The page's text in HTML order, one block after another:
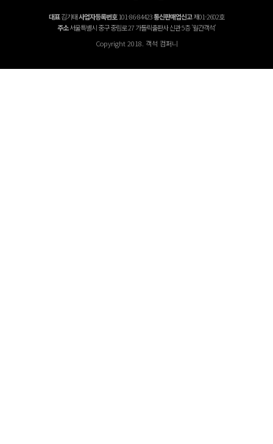
대표김기태사업자등록번호101-86-84423통신판매업신고제01-2602호
주소서울특별시 중구 중림로 27 가톨릭출판사 신관 5층 '월간객석'
Copyright 2018. 객석 컴퍼니